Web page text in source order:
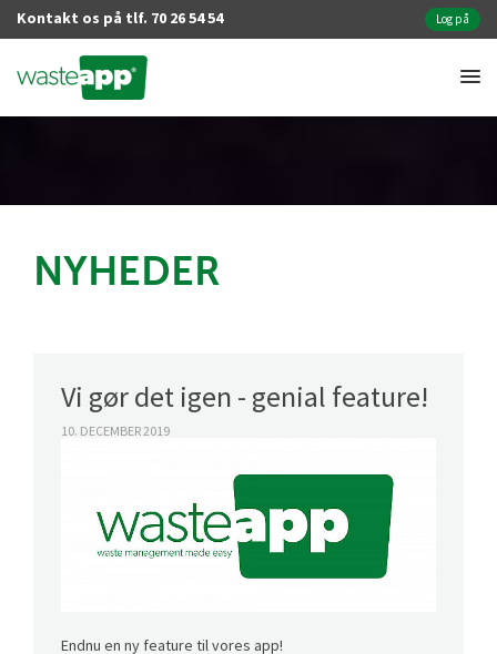
Kontakt os på tlf. 70 26 54 54 Log på
NYHEDER
Vi gør det igen - genial feature!
10. DECEMBER 2019
Endnu en ny feature til vores app!